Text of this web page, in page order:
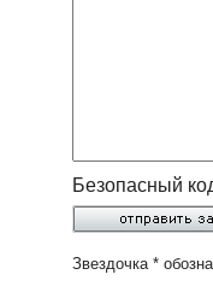
Безопасный
Звездочка *